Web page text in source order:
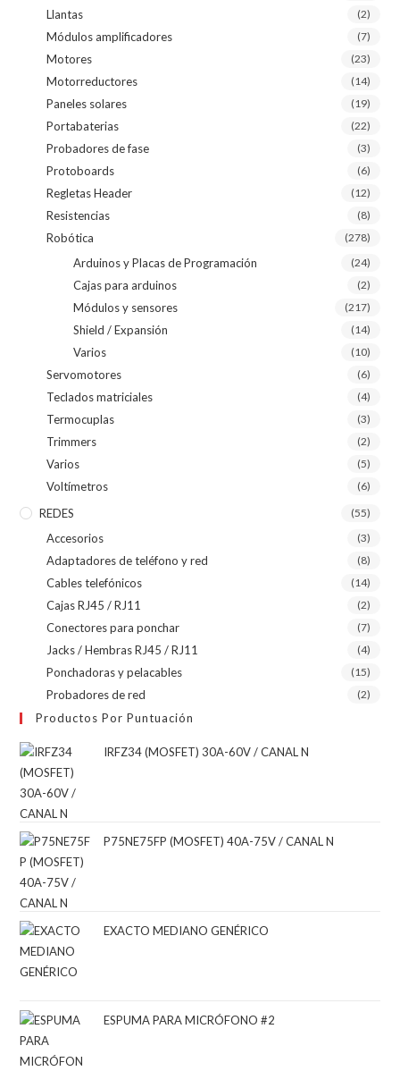
Llantas (2)
Módulos amplificadores (7)
Motores (23)
Motorreductores (14)
Paneles solares (19)
Portabaterias (22)
Probadores de fase (3)
Protoboards (6)
Regletas Header (12)
Resistencias (8)
Robótica (278)
Arduinos y Placas de Programación (24)
Cajas para arduinos (2)
Módulos y sensores (217)
Shield / Expansión (14)
Varios (10)
Servomotores (6)
Teclados matriciales (4)
Termocuplas (3)
Trimmers (2)
Varios (5)
Voltímetros (6)
REDES (55)
Accesorios (3)
Adaptadores de teléfono y red (8)
Cables telefónicos (14)
Cajas RJ45 / RJ11 (2)
Conectores para ponchar (7)
Jacks / Hembras RJ45 / RJ11 (4)
Ponchadoras y pelacables (15)
Probadores de red (2)
Productos Por Puntuación
IRFZ34 (MOSFET) 30A-60V / CANAL N
P75NE75FP (MOSFET) 40A-75V / CANAL N
EXACTO MEDIANO GENÉRICO
ESPUMA PARA MICRÓFONO #2